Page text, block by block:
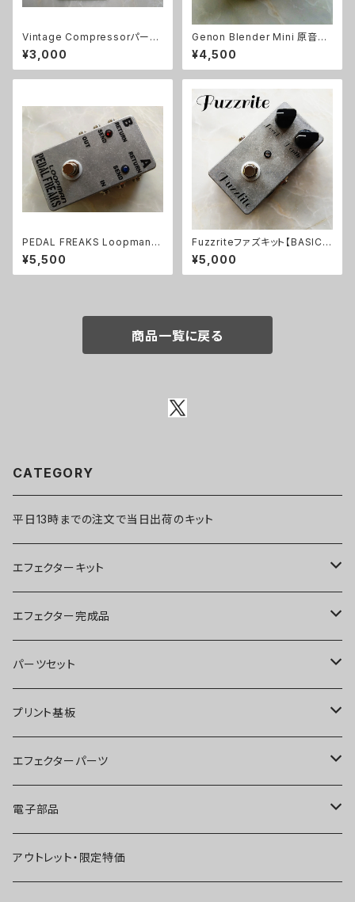
Vintage Compressorパーツ
セット
¥3,000
Genon Blender Mini 原音ブ
レンドキット【BASIC KIT】
¥4,500
PEDAL FREAKS Loopman 2
Loopキット
¥5,500
Fuzzriteファズキット【BASIC K
IT】
¥5,000
商品一覧に戻る
CATEGORY
平日13時までの注文で当日出荷のキット
エフェクターキット
ブースター
オーバードライブ
ディストーション
ファズ
プリアンプ
空間系
エフェクター完成品
ブースター
オーバードライブ
ディストーション
ファズ
空間系
パーツセット
ブースター
オーバードライブ
ディストーション
ファズ
プリント基板
オーバードライブ
ディストーション
ファズ
エフェクターパーツ
スイッチ
ジャック
電子部品
IC
アウトレット・限定特価